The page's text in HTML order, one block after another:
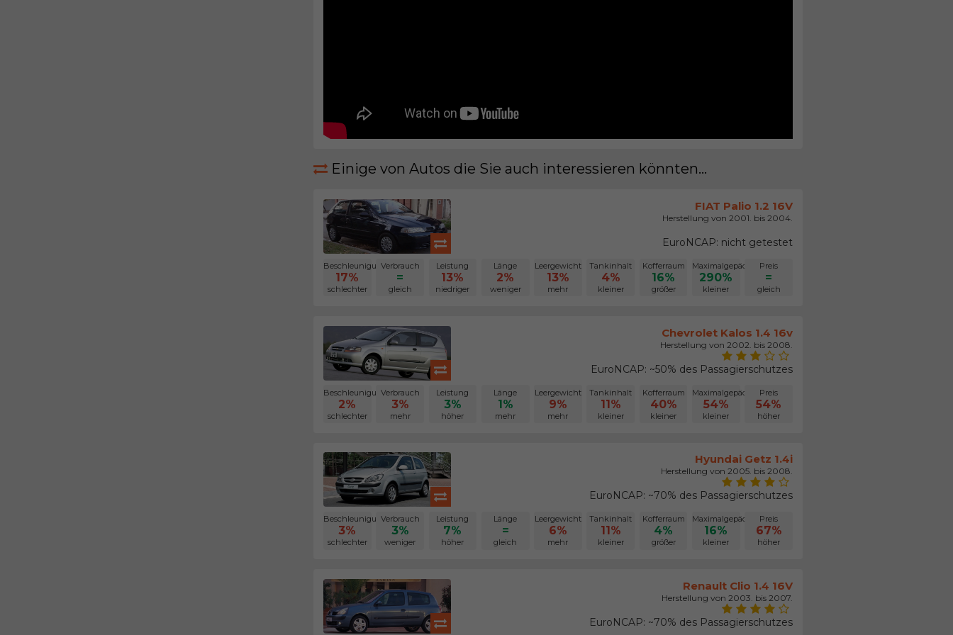
Einige von Autos die Sie auch interessieren könnten...
FIAT Palio 1.2 16V
Herstellung von 2001. bis 2004.
EuroNCAP: nicht getestet
Beschleunigung
17%
schlechter
Verbrauch
=
gleich
Leistung
13%
niedriger
Länge
2%
weniger
Leergewicht
13%
mehr
Tankinhalt
4%
kleiner
Kofferraum
16%
größer
Maximalgepäck
290%
kleiner
Preis
=
gleich
Chevrolet Kalos 1.4 16v
Herstellung von 2002. bis 2008.
EuroNCAP: ~50% des Passagierschutzes
Beschleunigung
2%
schlechter
Verbrauch
3%
mehr
Leistung
3%
höher
Länge
1%
mehr
Leergewicht
9%
mehr
Tankinhalt
11%
kleiner
Kofferraum
40%
kleiner
Maximalgepäck
54%
kleiner
Preis
54%
höher
Hyundai Getz 1.4i
Herstellung von 2005. bis 2008.
EuroNCAP: ~70% des Passagierschutzes
Beschleunigung
3%
schlechter
Verbrauch
3%
weniger
Leistung
7%
höher
Länge
=
gleich
Leergewicht
6%
mehr
Tankinhalt
11%
kleiner
Kofferraum
4%
größer
Maximalgepäck
16%
kleiner
Preis
67%
höher
Renault Clio 1.4 16V
Herstellung von 2003. bis 2007.
EuroNCAP: ~70% des Passagierschutzes